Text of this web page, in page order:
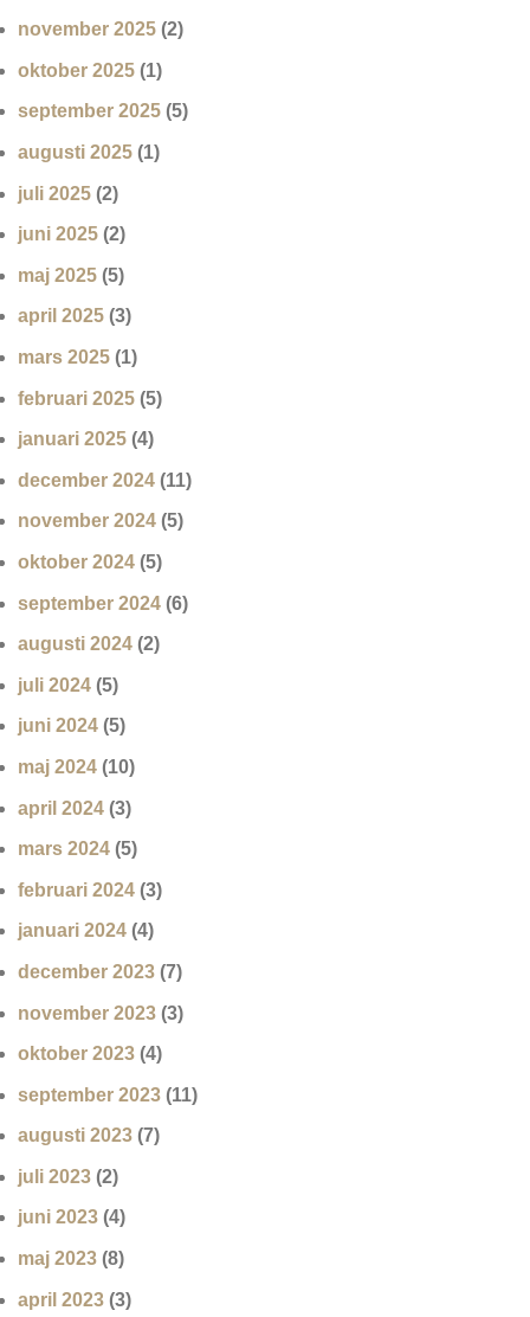
november 2025 (2)
oktober 2025 (1)
september 2025 (5)
augusti 2025 (1)
juli 2025 (2)
juni 2025 (2)
maj 2025 (5)
april 2025 (3)
mars 2025 (1)
februari 2025 (5)
januari 2025 (4)
december 2024 (11)
november 2024 (5)
oktober 2024 (5)
september 2024 (6)
augusti 2024 (2)
juli 2024 (5)
juni 2024 (5)
maj 2024 (10)
april 2024 (3)
mars 2024 (5)
februari 2024 (3)
januari 2024 (4)
december 2023 (7)
november 2023 (3)
oktober 2023 (4)
september 2023 (11)
augusti 2023 (7)
juli 2023 (2)
juni 2023 (4)
maj 2023 (8)
april 2023 (3)